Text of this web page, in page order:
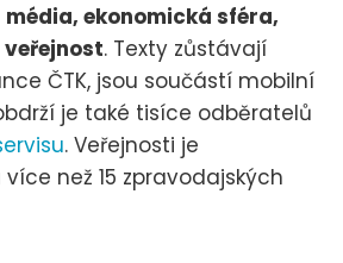
média, ekonomická sféra,
. Texty zůstávají
ČTK, jsou součástí mobilní
je také tisíce odběratelů
. Veřejnosti je
než 15 zpravodajských